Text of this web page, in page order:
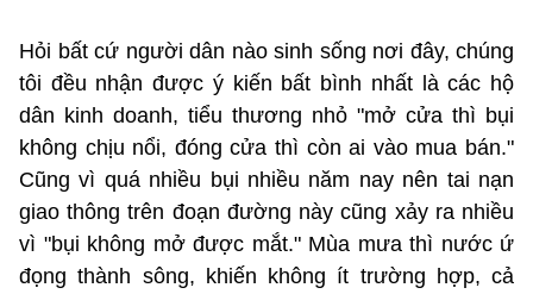
Hỏi bất cứ người dân nào sinh sống nơi đây, chúng
tôi đều nhận được ý kiến bất bình nhất là các hộ
dân kinh doanh, tiểu thương nhỏ "mở cửa thì bụi
không chịu nổi, đóng cửa thì còn ai vào mua bán."
Cũng vì quá nhiều bụi nhiều năm nay nên tai nạn
giao thông trên đoạn đường này cũng xảy ra nhiều
vì "bụi không mở được mắt." Mùa mưa thì nước ứ
đọng thành sông, khiến không ít trường hợp, cả